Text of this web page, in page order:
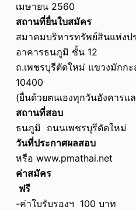
เมษายน 2560
สถานที่ยื่นใบสมัค
สมาคมบริหารทรัพย์สินแห่งป
อาคารธนภูมิ ชั้น 12
ถ.เพชรบุรีตัดใหม่ แขวงมักกะ
10400
(ยื่นด้วยตนเองทุกวันอังคารแ
สถานที่สอบห้องสัม
ธนภูมิ ถนนเพชรบุรีตัดใหม่
วันที่ประกาศผลสอบแจ้งผ
หรือ www.pmathai.net
ค่าสมัคร
ฟรี
-ค่าใบรับรองฯ 100 บาท